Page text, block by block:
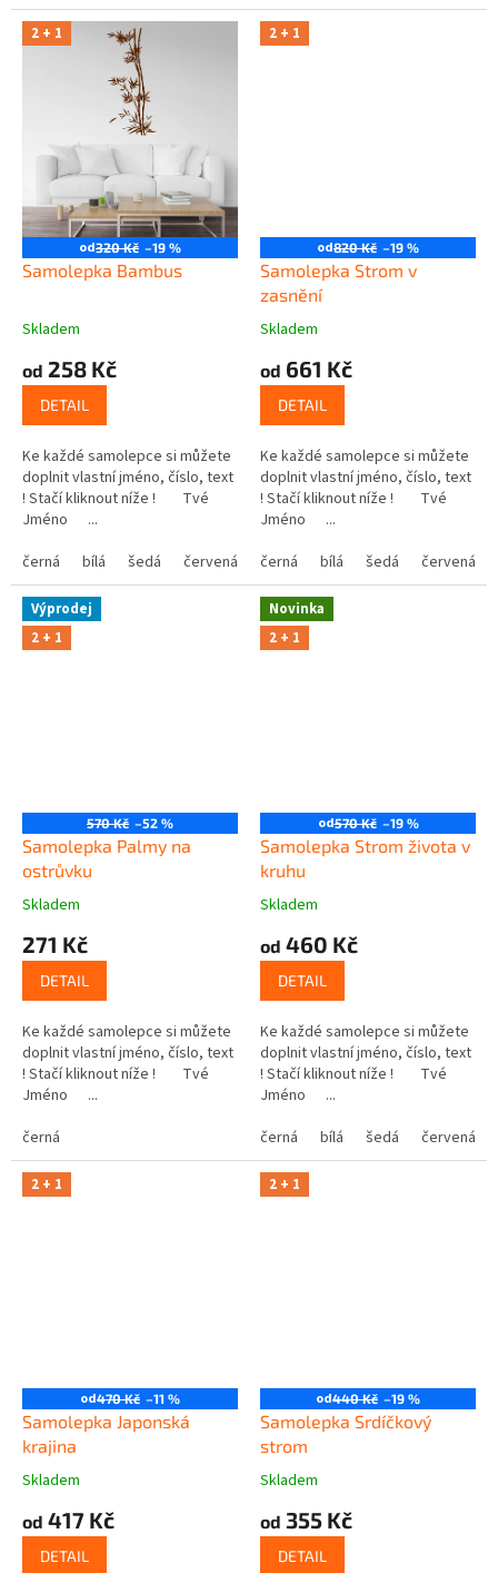
2 + 1
od320 Kč –19 %
Samolepka Bambus
Skladem
od 258 Kč
DETAIL
Ke každé samolepce si můžete
doplnit vlastní jméno, číslo, text
! Stačí kliknout níže ! Tvé
Jméno ...
černá
bílá šedá červená modrá žlutá zelená růžová
2 + 1
od820 Kč –19 %
Samolepka Strom v
zasnění
Skladem
od 661 Kč
DETAIL
Ke každé samolepce si můžete
doplnit vlastní jméno, číslo, text
! Stačí kliknout níže ! Tvé
Jméno ...
černá
bílá šedá červená
Výprodej
2 + 1
570 Kč –52 %
Samolepka Palmy na
ostrůvku
Skladem
271 Kč
DETAIL
Ke každé samolepce si můžete
doplnit vlastní jméno, číslo, text
! Stačí kliknout níže ! Tvé
Jméno ...
černá
Novinka
2 + 1
od570 Kč –19 %
Samolepka Strom života v
kruhu
Skladem
od 460 Kč
DETAIL
Ke každé samolepce si můžete
doplnit vlastní jméno, číslo, text
! Stačí kliknout níže ! Tvé
Jméno ...
černá
bílá šedá červená
2 + 1
od470 Kč –11 %
Samolepka Japonská
krajina
Skladem
od 417 Kč
DETAIL
2 + 1
od440 Kč –19 %
Samolepka Srdíčkový
strom
Skladem
od 355 Kč
DETAIL